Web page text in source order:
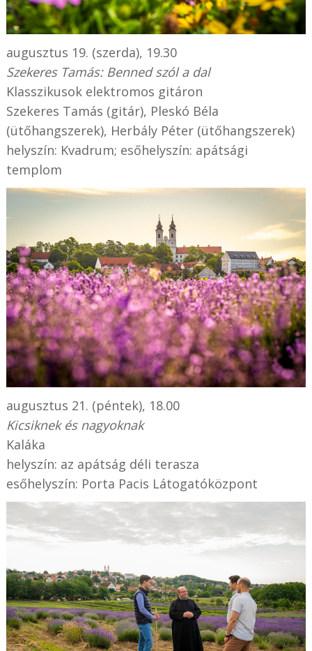
augusztus 19. (szerda), 19.30
Szekeres Tamás: Benned szól a dal
Klasszikusok elektromos gitáron
Szekeres Tamás (gitár), Pleskó Béla
(ütőhangszerek), Herbály Péter (ütőhangszerek)
helyszín: Kvadrum; esőhelyszín: apátsági
templom
augusztus 21. (péntek), 18.00
Kicsiknek és nagyoknak
Kaláka
helyszín: az apátság déli terasza
esőhelyszín: Porta Pacis Látogatóközpont